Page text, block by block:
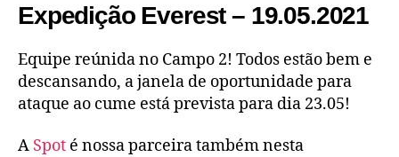
Expedição Everest – 19.05.2021
Equipe reúnida no Campo 2! Todos estão bem e
descansando, a janela de oportunidade para
ataque ao cume está prevista para dia 23.05!
A Spot é nossa parceira também nesta